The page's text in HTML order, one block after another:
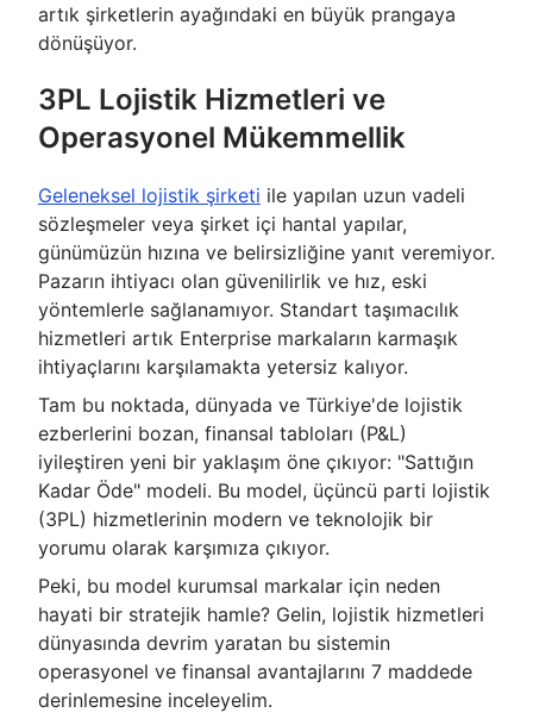
artık şirketlerin ayağındaki en büyük prangaya
dönüşüyor.
3PL Lojistik Hizmetleri ve
Operasyonel Mükemmellik
Geleneksel lojistik şirketi ile yapılan uzun vadeli
sözleşmeler veya şirket içi hantal yapılar,
günümüzün hızına ve belirsizliğine yanıt veremiyor.
Pazarın ihtiyacı olan güvenilirlik ve hız, eski
yöntemlerle sağlanamıyor. Standart taşımacılık
hizmetleri artık Enterprise markaların karmaşık
ihtiyaçlarını karşılamakta yetersiz kalıyor.
Tam bu noktada, dünyada ve Türkiye'de lojistik
ezberlerini bozan, finansal tabloları (P&L)
iyileştiren yeni bir yaklaşım öne çıkıyor: "Sattığın
Kadar Öde" modeli. Bu model, üçüncü parti lojistik
(3PL) hizmetlerinin modern ve teknolojik bir
yorumu olarak karşımıza çıkıyor.
Peki, bu model kurumsal markalar için neden
hayati bir stratejik hamle? Gelin, lojistik hizmetleri
dünyasında devrim yaratan bu sistemin
operasyonel ve finansal avantajlarını 7 maddede
derinlemesine inceleyelim.